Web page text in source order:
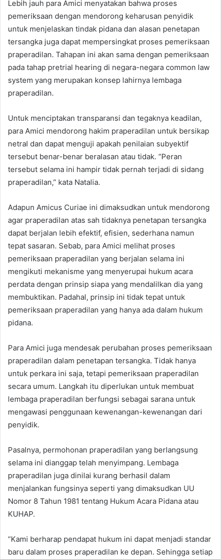
Lebih jauh para Amici menyatakan bahwa proses
pemeriksaan dengan mendorong keharusan penyidik
untuk menjelaskan tindak pidana dan alasan penetapan
tersangka juga dapat mempersingkat proses pemeriksaan
praperadilan. Tahapan ini akan sama dengan pemeriksaan
pada tahap pretrial hearing di negara-negara common law
system yang merupakan konsep lahirnya lembaga
praperadilan.
Untuk menciptakan transparansi dan tegaknya keadilan,
para Amici mendorong hakim praperadilan untuk bersikap
netral dan dapat menguji apakah penilaian subyektif
tersebut benar-benar beralasan atau tidak. “Peran
tersebut selama ini hampir tidak pernah terjadi di sidang
praperadilan,” kata Natalia.
Adapun Amicus Curiae ini dimaksudkan untuk mendorong
agar praperadilan atas sah tidaknya penetapan tersangka
dapat berjalan lebih efektif, efisien, sederhana namun
tepat sasaran. Sebab, para Amici melihat proses
pemeriksaan praperadilan yang berjalan selama ini
mengikuti mekanisme yang menyerupai hukum acara
perdata dengan prinsip siapa yang mendalilkan dia yang
membuktikan. Padahal, prinsip ini tidak tepat untuk
pemeriksaan praperadilan yang hanya ada dalam hukum
pidana.
Para Amici juga mendesak perubahan proses pemeriksaan
praperadilan dalam penetapan tersangka. Tidak hanya
untuk perkara ini saja, tetapi pemeriksaan praperadilan
secara umum. Langkah itu diperlukan untuk membuat
lembaga praperadilan berfungsi sebagai sarana untuk
mengawasi penggunaan kewenangan-kewenangan dari
penyidik.
Pasalnya, permohonan praperadilan yang berlangsung
selama ini dianggap telah menyimpang. Lembaga
praperadilan juga dinilai kurang berhasil dalam
menjalankan fungsinya seperti yang dimaksudkan UU
Nomor 8 Tahun 1981 tentang Hukum Acara Pidana atau
KUHAP.
“Kami berharap pendapat hukum ini dapat menjadi standar
baru dalam proses praperadilan ke depan. Sehingga setiap